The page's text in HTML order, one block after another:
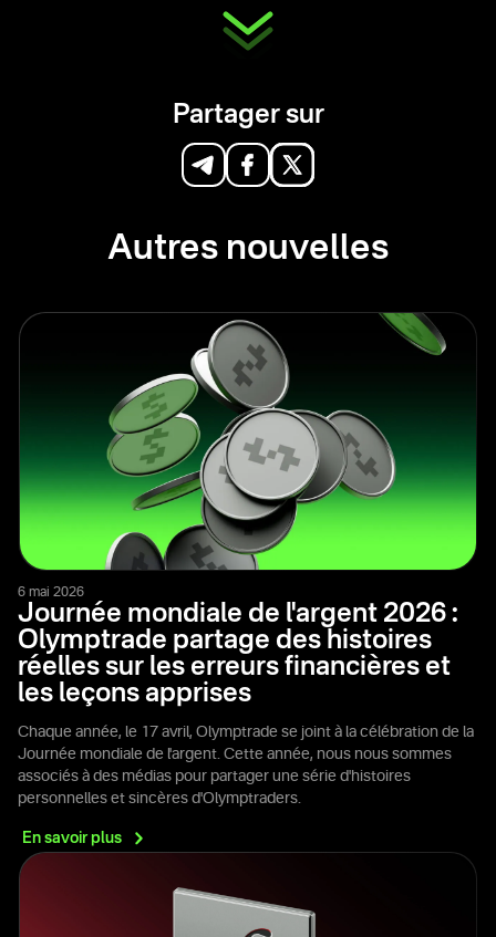
Partager sur
Autres nouvelles
6 mai 2026
Journée mondiale de l'argent 2026 :
Olymptrade partage des histoires
réelles sur les erreurs financières et
les leçons apprises
Chaque année, le 17 avril, Olymptrade se joint à la célébration de la
Journée mondiale de l'argent. Cette année, nous nous sommes
associés à des médias pour partager une série d'histoires
personnelles et sincères d'Olymptraders.
En savoirplus